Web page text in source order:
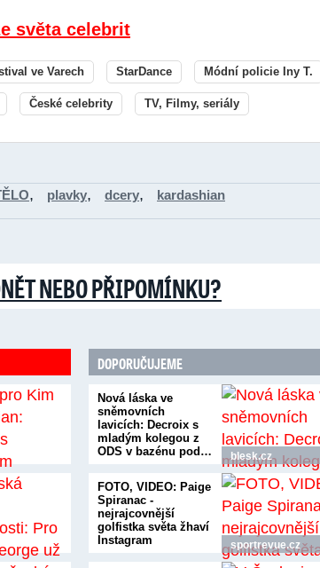
světa celebrit
ve Varech StarDance Módní policie Iny T.
České celebrity TV, Filmy, seriály
, plavky, dcery, kardashian
NEBO PŘIPOMÍNKU?
DOPORUČUJEME
Nová láska ve
sněmovních
lavicích: Decroix s
mladým kolegou z
ODS v bazénu pod…
blesk.cz
FOTO, VIDEO: Paige
Spiranac -
nejrajcovnější
golfistka světa žhaví
Instagram
sportrevue.cz